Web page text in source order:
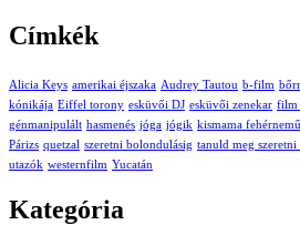
Címkék
Alicia Keys amerikai éjszaka Audrey Tautou b-film
kónikája Eiffel torony esküvői DJ esküvői zenekar film
génmanipulált hasmenés jóga jógik kismama fehérnemű
Párizs quetzal szeretni bolondulásig tanuld meg szeretni
utazók westernfilm Yucatán
Kategória